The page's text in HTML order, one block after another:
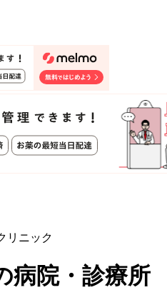
リニック
病院・診療所